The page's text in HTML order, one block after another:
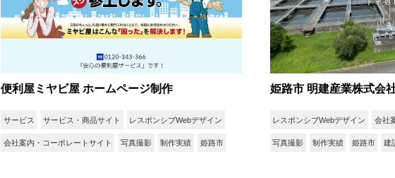
便利屋ミヤビ屋 ホームページ制作
サービス サービス・商品サイト レスポンシブWebデザイン
会社案内・コーポレートサイト 写真撮影 制作実績 姫路市
姫路市 明建産業株式会
レスポンシブWebデザイン 会社
写真撮影 制作実績 姫路市 建